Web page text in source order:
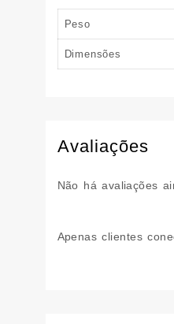
Peso
Dimensões
Avaliações
Não há avaliações
Apenas clientes